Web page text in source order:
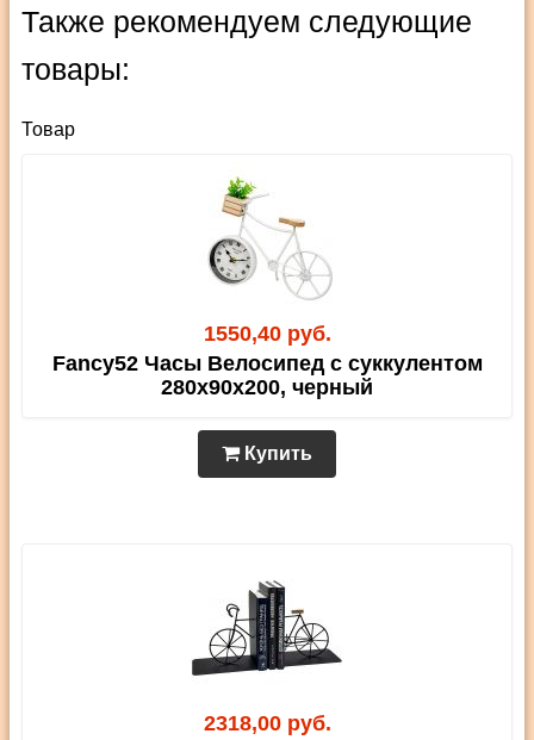
Также рекомендуем следующие
товары:
Товар
1550,40 руб.
Fancy52 Часы Велосипед с суккулентом
280х90х200, черный
Купить
2318,00 руб.